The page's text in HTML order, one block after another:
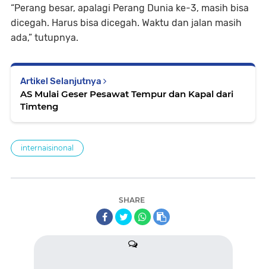
“Perang besar, apalagi Perang Dunia ke-3, masih bisa
dicegah. Harus bisa dicegah. Waktu dan jalan masih
ada,” tutupnya.
Artikel Selanjutnya
AS Mulai Geser Pesawat Tempur dan Kapal dari
Timteng
internaisinonal
SHARE